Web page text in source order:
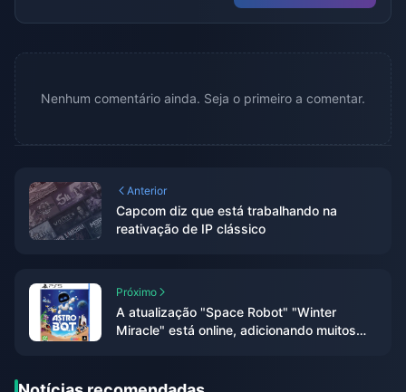
Nenhum comentário ainda. Seja o primeiro a comentar.
Anterior
Capcom diz que está trabalhando na
reativação de IP clássico
Próximo
A atualização "Space Robot" "Winter
Miracle" está online, adicionando muitos